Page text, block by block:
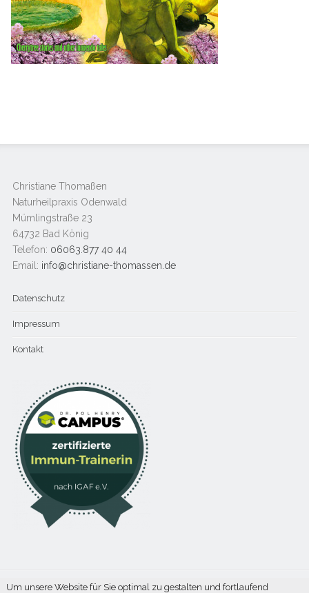
Christiane Thomaßen
Naturheilpraxis Odenwald
Mümlingstraße 23
64732 Bad König
Telefon: 06063.877 40 44
Email: info@christiane-thomassen.de
Datenschutz
Impressum
Kontakt
Um unsere Website für Sie optimal zu gestalten und fortlaufend